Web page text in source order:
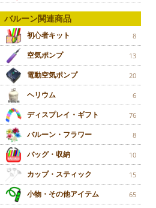
バルーン関連商品
初心者キット 8
空気ポンプ 13
電動空気ポンプ 20
ヘリウム 6
ディスプレイ・ギフト 76
バルーン・フラワー 8
バッグ・収納 10
カップ・スティック 15
小物・その他アイテム 65